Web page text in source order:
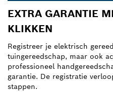
EXTRA GARANTIE
KLIKKEN
Registreer je elektrisch
tuingereedschap, maar ook
professioneel
garantie. De registratie
stappen.